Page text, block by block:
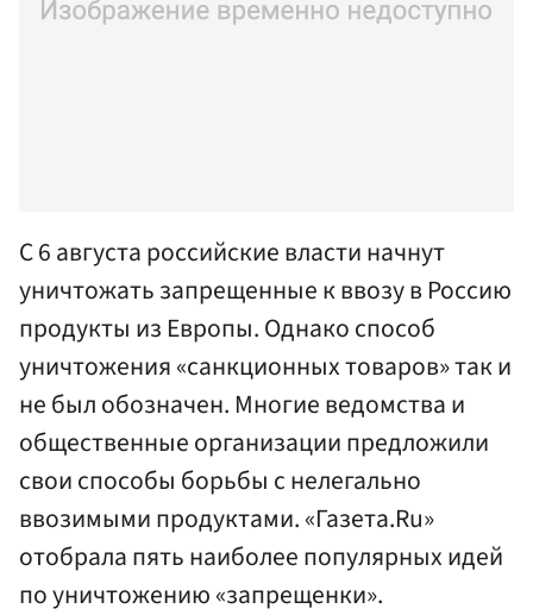
С 6 августа российские власти начнут
уничтожать запрещенные к ввозу в Россию
продукты из Европы. Однако способ
уничтожения «санкционных товаров» так и
не был обозначен. Многие ведомства и
общественные организации предложили
свои способы борьбы с нелегально
ввозимыми продуктами. «Газета.Ru»
отобрала пять наиболее популярных идей
по уничтожению «запрещенки».